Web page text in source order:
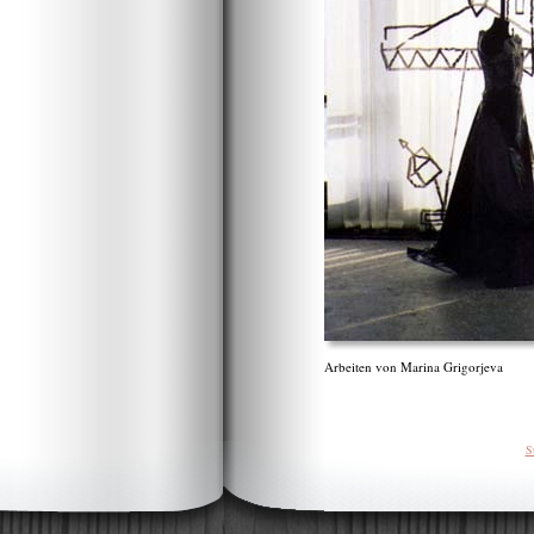
Arbeiten von Marina Grigorjeva